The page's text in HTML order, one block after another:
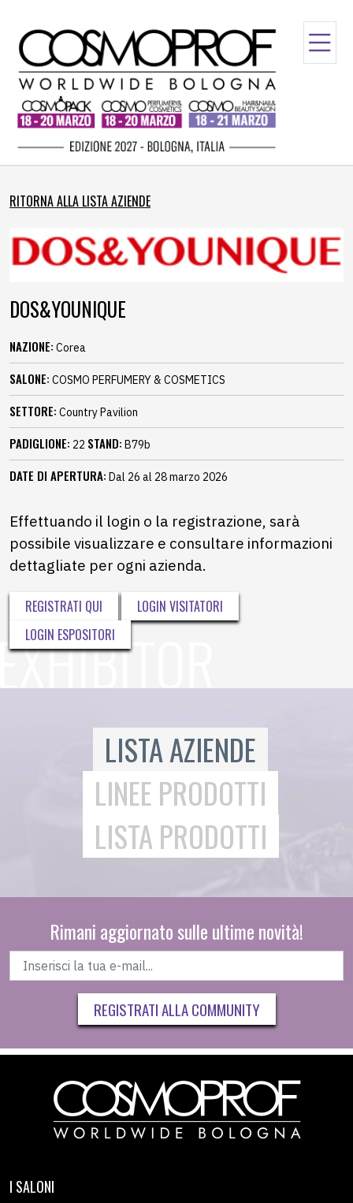
RITORNA ALLA LISTA AZIENDE
DOS&YOUNIQUE
NAZIONE: Corea
SALONE: COSMO PERFUMERY & COSMETICS
SETTORE: Country Pavilion
PADIGLIONE: 22 STAND: B79b
DATE DI APERTURA: Dal 26 al 28 marzo 2026
Effettuando il login o la registrazione, sarà
possibile visualizzare e consultare informazioni
dettagliate per ogni azienda.
REGISTRATI QUI
LOGIN VISITATORI
LOGIN ESPOSITORI
LISTA AZIENDE
LINEE PRODOTTI
LISTA PRODOTTI
Rimani aggiornato sulle ultime novità!
REGISTRATI ALLA COMMUNITY
I SALONI